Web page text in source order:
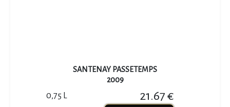
SANTENAY PASSETEMPS
2009
0,75 L 21.67 €